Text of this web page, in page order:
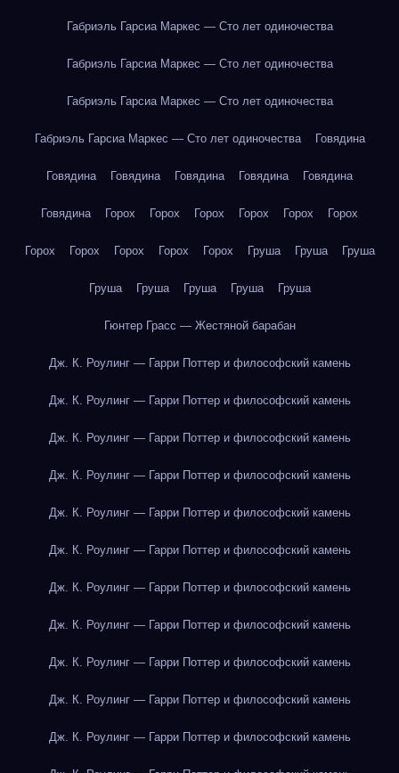
Габриэль Гарсиа Маркес — Сто лет одиночества
Габриэль Гарсиа Маркес — Сто лет одиночества
Габриэль Гарсиа Маркес — Сто лет одиночества
Габриэль Гарсиа Маркес — Сто лет одиночества Говядина
Говядина Говядина Говядина Говядина Говядина
Говядина Горох Горох Горох Горох Горох Горох
Горох Горох Горох Горох Горох Груша Груша Груша
Груша Груша Груша Груша Груша
Гюнтер Грасс — Жестяной барабан
Дж. К. Роулинг — Гарри Поттер и философский камень
Дж. К. Роулинг — Гарри Поттер и философский камень
Дж. К. Роулинг — Гарри Поттер и философский камень
Дж. К. Роулинг — Гарри Поттер и философский камень
Дж. К. Роулинг — Гарри Поттер и философский камень
Дж. К. Роулинг — Гарри Поттер и философский камень
Дж. К. Роулинг — Гарри Поттер и философский камень
Дж. К. Роулинг — Гарри Поттер и философский камень
Дж. К. Роулинг — Гарри Поттер и философский камень
Дж. К. Роулинг — Гарри Поттер и философский камень
Дж. К. Роулинг — Гарри Поттер и философский камень